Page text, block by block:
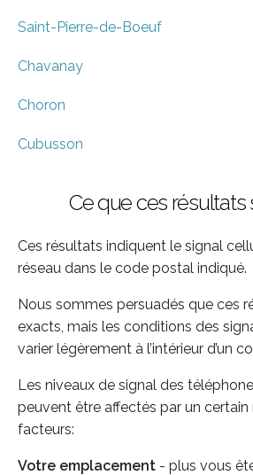
Saint-Pierre-de-Boeuf
Chavanay
Choron
Cubusson
Ce que ces résultats
Ces résultats indiquent le signal
réseau dans le code postal indiqué.
Nous sommes persuadés que ces
exacts, mais les conditions des
varier légèrement à l’intérieur d’un
Les niveaux de signal des
peuvent être affectés par un
facteurs:
Votre emplacement - plus vous